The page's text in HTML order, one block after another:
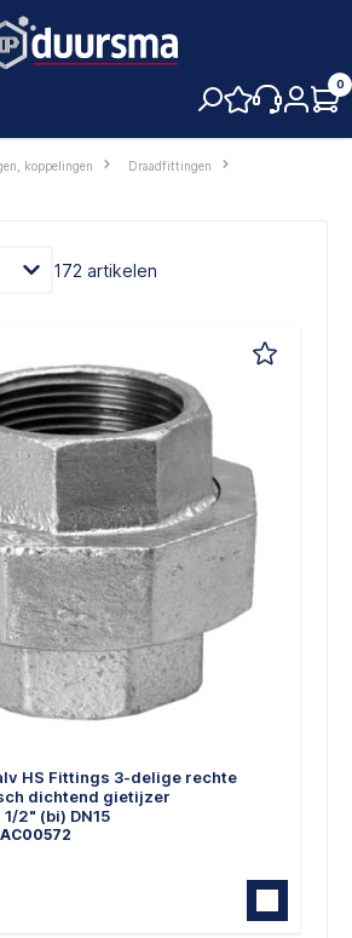
0
koppelingen
Draadfittingen
172 artikelen
HS Fittings 3-delige rechte
dichtend gietijzer
2" (bi) DN15